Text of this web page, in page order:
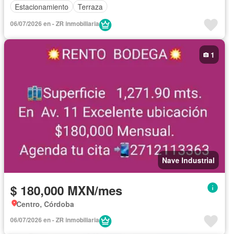
Estacionamiento
Terraza
06/07/2026 en - ZR inmobiliaria
Nave Industrial
1
$ 180,000 MXN/mes
Centro, Córdoba
06/07/2026 en - ZR inmobiliaria